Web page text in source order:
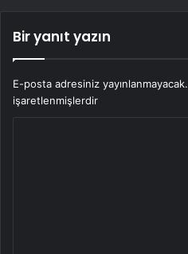
Bir yanıt yazın
E-posta adresiniz yayınlanmayacak.
işaretlenmişlerdir